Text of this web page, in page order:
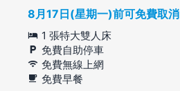
8月17日(星期一)前可免費取消
1 張特大雙人床
免費自助停車
免費無線上網
免費早餐